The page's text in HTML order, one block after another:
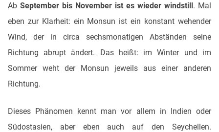
Ab September bis November ist es wieder windstill. Mal
eben zur Klarheit: ein Monsun ist ein konstant wehender
Wind, der in circa sechsmonatigen Abständen seine
Richtung abrupt ändert. Das heißt: im Winter und im
Sommer weht der Monsun jeweils aus einer anderen
Richtung.
Dieses Phänomen kennt man vor allem in Indien oder
Südostasien, aber eben auch auf den Seychellen.